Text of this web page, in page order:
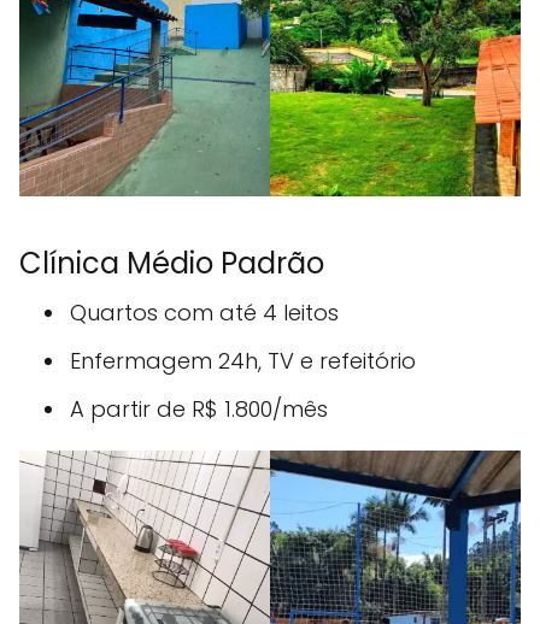
Clínica Médio Padrão
Quartos com até 4 leitos
Enfermagem 24h, TV e refeitório
A partir de R$ 1.800/mês